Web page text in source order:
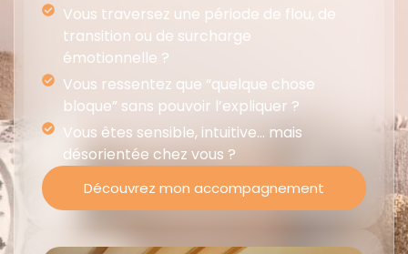
Vous traversez une période de flou, de
transition ou de surcharge
émotionnelle ?
Vous ressentez que “quelque chose
bloque” sans pouvoir l’expliquer ?
Vous êtes sensible, intuitive… mais
désorientée chez vous ?
Découvrez mon accompagnement